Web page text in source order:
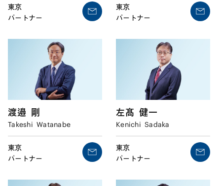
東京
パートナー
東京
パートナー
渡邉 剛
Takeshi Watanabe
東京
パートナー
左髙 健一
Kenichi Sadaka
東京
パートナー